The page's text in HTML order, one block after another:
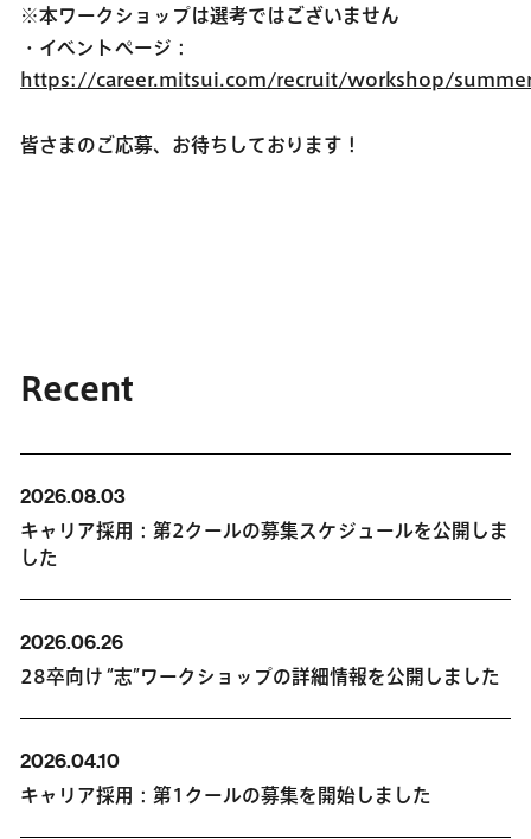
※本ワークショップは選考ではございません
・イベントページ：
https://career.mitsui.com/recruit/workshop/
皆さまのご応募、お待ちしております！
Recent
2026.08.03
キャリア採用：第2クールの募集スケジュールを公開しま
した
2026.06.26
28卒向け “志”ワークショップの詳細情報を公開しました
2026.04.10
キャリア採用：第1クールの募集を開始しました